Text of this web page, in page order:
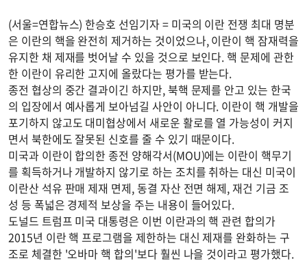
(서울=연합뉴스) 한승호 선임기자 = 미국의 이란 전쟁 최대 명분
은 이란의 핵을 완전히 제거하는 것이었으나, 이란이 핵 잠재력을
유지한 채 제재를 벗어날 수 있을 것으로 보인다. 핵 문제에 관한
한 이란이 유리한 고지에 올랐다는 평가를 받는다.
종전 협상의 중간 결과이긴 하지만, 북핵 문제를 안고 있는 한국
의 입장에서 예사롭게 보아넘길 사안이 아니다. 이란이 핵 개발을
포기하지 않고도 대미협상에서 새로운 활로를 열 가능성이 커지
면서 북한에도 잘못된 신호를 줄 수 있기 때문이다.
미국과 이란이 합의한 종전 양해각서(MOU)에는 이란이 핵무기
를 획득하거나 개발하지 않기로 하는 조치를 취하는 대신 미국이
이란산 석유 판매 제재 면제, 동결 자산 전면 해제, 재건 기금 조
성 등 폭넓은 경제적 보상을 주는 내용이 들어있다.
도널드 트럼프 미국 대통령은 이번 이란과의 핵 관련 합의가
2015년 이란 핵 프로그램을 제한하는 대신 제재를 완화하는 구
조로 체결한 '오바마 핵 합의'보다 훨씬 나을 것이라고 평가했다.